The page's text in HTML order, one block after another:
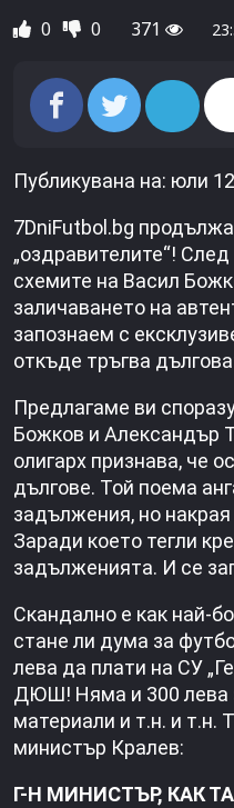
0 0 371
Публикувана на: юли
7DniFutbol.bg
„оздравителите“!
схемите на Васил
заличаването на
запознаем с
откъде тръгва
Предлагаме ви
Божков и Александър
олигарх признава, че
дългове. Той поема
задължения, но
Заради което тегли
задълженията. И се
Скандално е как най-
стане ли дума за
лева да плати на СУ
ДЮШ! Няма и 300 лева
материали и т.н. и т.н.
министър Кралев:
Г-Н МИНИСТЪР, КАК